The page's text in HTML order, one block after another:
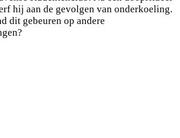
hij aan de gevolgen van onderkoeling.
dit gebeuren op andere